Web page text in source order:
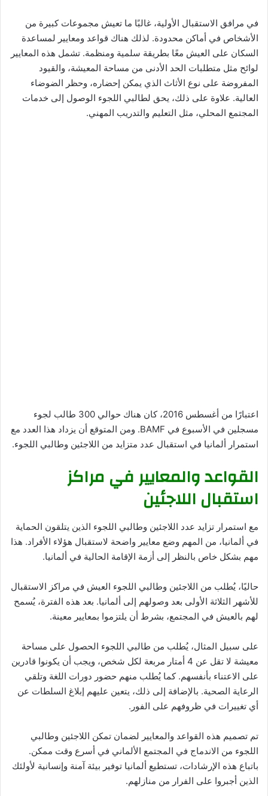
في مرافق الاستقبال الأولية، غالبًا ما تعيش مجموعات كبيرة من
الأشخاص في أماكن محدودة. لذلك هناك قواعد ومعايير لمساعدة
السكان على العيش معًا بطريقة سلمية ومنظمة. تشمل هذه المعايير
لوائح مثل متطلبات الحد الأدنى من مساحة المعيشة، والقيود
المفروضة على نوع الأثاث الذي يمكن إحضاره، وحظر الضوضاء
العالية. علاوة على ذلك، يحق لطالبي اللجوء الوصول إلى خدمات
المجتمع المحلي، مثل التعليم والتدريب المهني.
اعتبارًا من أغسطس 2016، كان هناك حوالي 300 طالب لجوء
مسجلين في الأسبوع في BAMF. ومن المتوقع أن يزداد هذا العدد مع
استمرار ألمانيا في استقبال عدد متزايد من اللاجئين وطالبي اللجوء.
القواعد والمعايير في مراكز
استقبال اللاجئين
مع استمرار تزايد عدد اللاجئين وطالبي اللجوء الذين يتلقون الحماية
في ألمانيا، من المهم وضع معايير واضحة لاستقبال هؤلاء الأفراد. هذا
مهم بشكل خاص بالنظر إلى أزمة الإقامة الحالية في ألمانيا.
حاليًا، يُطلب من اللاجئين وطالبي اللجوء العيش في مراكز الاستقبال
للأشهر الثلاثة الأولى بعد وصولهم إلى ألمانيا. بعد هذه الفترة، يُسمح
لهم بالعيش في المجتمع، بشرط أن يلتزموا بمعايير معينة.
على سبيل المثال، يُطلب من طالبي اللجوء الحصول على مساحة
معيشة لا تقل عن 4 أمتار مربعة لكل شخص، ويجب أن يكونوا قادرين
على الاعتناء بأنفسهم. كما يُطلب منهم حضور دورات اللغة وتلقي
الرعاية الصحية. بالإضافة إلى ذلك، يتعين عليهم إبلاغ السلطات عن
أي تغييرات في ظروفهم على الفور.
تم تصميم هذه القواعد والمعايير لضمان تمكن اللاجئين وطالبي
اللجوء من الاندماج في المجتمع الألماني في أسرع وقت ممكن.
باتباع هذه الإرشادات، تستطيع ألمانيا توفير بيئة آمنة وإنسانية لأولئك
الذين أجبروا على الفرار من منازلهم.